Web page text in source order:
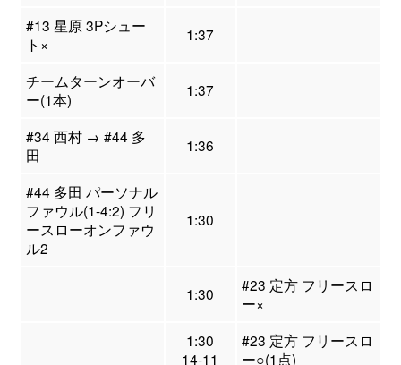
#13 星原 3Pシュー
ト×
1:37
チームターンオーバ
ー(1本)
1:37
#34 西村 → #44 多
田
1:36
#44 多田 パーソナル
ファウル(1-4:2) フリ
ースローオンファウ
ル2
1:30
1:30
#23 定方 フリースロ
ー×
1:30
14-11
#23 定方 フリースロ
ー○(1点)